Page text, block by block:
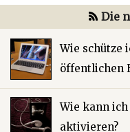
Die
Wie schütze
öffentlichen
Wie kann
aktivieren?